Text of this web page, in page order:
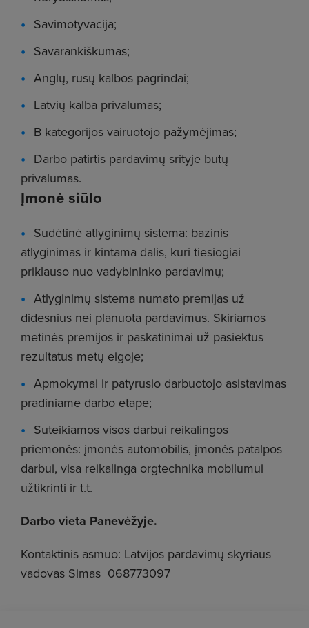
Savimotyvacija;
Savarankiškumas;
Anglų, rusų kalbos pagrindai;
Latvių kalba privalumas;
B kategorijos vairuotojo pažymėjimas;
Darbo patirtis pardavimų srityje būtų
privalumas.
Įmonė siūlo
Sudėtinė atlyginimų sistema: bazinis
atlyginimas ir kintama dalis, kuri tiesiogiai
priklauso nuo vadybininko pardavimų;
Atlyginimų sistema numato premijas už
didesnius nei planuota pardavimus. Skiriamos
metinės premijos ir paskatinimai už pasiektus
rezultatus metų eigoje;
Apmokymai ir patyrusio darbuotojo asistavimas
pradiniame darbo etape;
Suteikiamos visos darbui reikalingos
priemonės: įmonės automobilis, įmonės patalpos
darbui, visa reikalinga orgtechnika mobilumui
užtikrinti ir t.t.
Darbo vieta Panevėžyje.
Kontaktinis asmuo: Latvijos pardavimų skyriaus
vadovas Simas 068773097